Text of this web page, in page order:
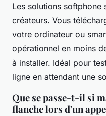
Les solutions softphone
créateurs. Vous
votre ordinateur ou
opérationnel en moins
à installer. Idéal pour
ligne en attendant une
Que se passe-t-il si
flanche lors d'un